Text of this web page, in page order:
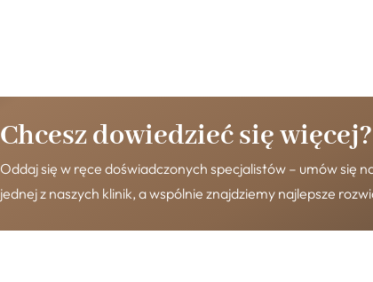
Chcesz dowiedzieć się więcej?
Oddaj się w ręce doświadczonych specjalistów – umów się
jednej z naszych klinik, a wspólnie znajdziemy najlepsze